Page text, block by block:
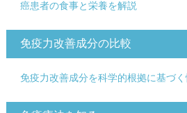
癌患者の食事と栄養を解説
免疫力改善成分の比較
免疫力改善成分を科学的根拠に基づ